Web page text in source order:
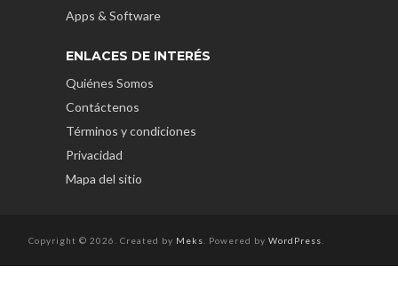
Apps & Software
ENLACES DE INTERÉS
Quiénes Somos
Contáctenos
Términos y condiciones
Privacidad
Mapa del sitio
Copyright © 2026. Created by Meks . Powered by WordPress